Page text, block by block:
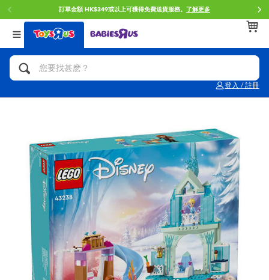
訂單金額 HK$349或以上可獲得免費送貨服務。 了解更多
登入 / 註冊
返回
分類目錄
人氣英雄,角色扮演,射擊玩具
拼砌組合及樂高LEGO
玩具車,貨車,火車及遙控系列
手工藝,文具,蠟筆,泥膠,畫板
娃娃, 芭比,收藏公仔
電子玩具
返回
品牌
Brunch Brother 早午餐兄弟
Spider-Man蜘蛛俠
Mini Brands
Play-Doh培樂多
Pokemon寶可夢
playpop
返回
年齢
0~2歳
8~11歳
12~14歳
14歳以上